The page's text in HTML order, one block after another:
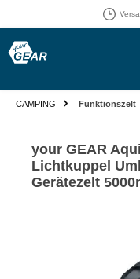
CAMPING Funktionszelt
your GEAR
Lichtkuppel
Gerätezelt